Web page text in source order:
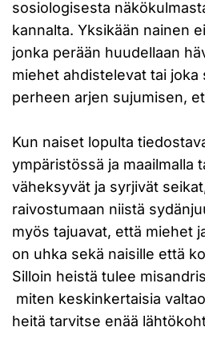
sosiologisesta
kannalta. Yksikään nainen
jonka perään huudellaan
miehet ahdistelevat tai joka
perheen arjen sujumisen,
Kun naiset lopulta
ympäristössä ja maailmalla
väheksyvät ja syrjivät
raivostumaan niistä
myös tajuavat, että miehet
on uhka sekä naisille että
Silloin heistä tulee
miten keskinkertaisia
heitä tarvitse enää